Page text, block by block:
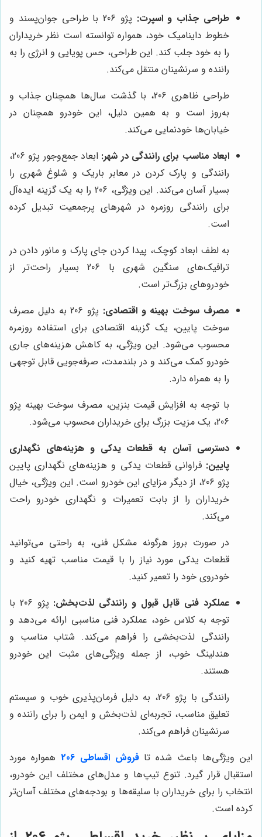
طراحی جذاب و اسپرت:
پژو 206 با طراحی جوان‌پسند و
خطوط داینامیک خود، همواره توانسته است نظر خریداران
را به خود جلب کند. این طراحی، حس پویایی و انرژی را به
راننده و سرنشینان منتقل می‌کند.
طراحی ظاهری 206، با گذشت سال‌ها همچنان جذاب و
به‌روز است و به همین دلیل، این خودرو همچنان در
خیابان‌ها خودنمایی می‌کند.
ابعاد مناسب برای رانندگی در شهر:
ابعاد جمع‌وجور پژو 206،
رانندگی و پارک کردن در معابر باریک و شلوغ شهری را
بسیار آسان می‌کند. این ویژگی، 206 را به یک گزینه ایده‌آل
برای رانندگی روزمره در شهرهای پرجمعیت تبدیل کرده
است.
به لطف ابعاد کوچک، پیدا کردن جای پارک و مانور دادن در
ترافیک‌های سنگین شهری با 206 بسیار راحت‌تر از
خودروهای بزرگ‌تر است.
مصرف سوخت بهینه و اقتصادی:
پژو 206 به دلیل مصرف
سوخت پایین، یک گزینه اقتصادی برای استفاده روزمره
محسوب می‌شود. این ویژگی، به کاهش هزینه‌های جاری
خودرو کمک می‌کند و در بلندمدت، صرفه‌جویی قابل توجهی
را به همراه دارد.
با توجه به افزایش قیمت بنزین، مصرف سوخت بهینه پژو
206، یک مزیت بزرگ برای خریداران محسوب می‌شود.
دسترسی آسان به قطعات یدکی و هزینه‌های نگهداری
پایین: فراوانی قطعات یدکی و هزینه‌های نگهداری پایین
پژو 206، از دیگر مزایای این خودرو است. این ویژگی، خیال
خریداران را از بابت تعمیرات و نگهداری خودرو راحت
می‌کند.
در صورت بروز هرگونه مشکل فنی، به راحتی می‌توانید
قطعات یدکی مورد نیاز را با قیمت مناسب تهیه کنید و
خودروی خود را تعمیر کنید.
عملکرد فنی قابل قبول و رانندگی لذت‌بخش:
پژو 206 با
توجه به کلاس خود، عملکرد فنی مناسبی ارائه می‌دهد و
رانندگی لذت‌بخشی را فراهم می‌کند. شتاب مناسب و
هندلینگ خوب، از جمله ویژگی‌های مثبت این خودرو
هستند.
رانندگی با پژو 206، به دلیل فرمان‌پذیری خوب و سیستم
تعلیق مناسب، تجربه‌ای لذت‌بخش و ایمن را برای راننده و
سرنشینان فراهم می‌کند.
این ویژگی‌ها باعث شده تافروش اقساطی 206
همواره مورد
استقبال قرار گیرد. تنوع تیپ‌ها و مدل‌های مختلف این خودرو،
انتخاب را برای خریداران با سلیقه‌ها و بودجه‌های مختلف آسان‌تر
کرده است.